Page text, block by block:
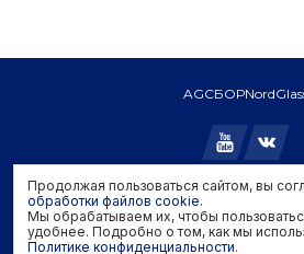
AGCБОР
Copyright © 2026 AGC. All
Политика
Политика обработки
Продолжая пользоваться сайтом, вы
обработки файлов cookie.
Мы обрабатываем их, чтобы
удобнее. Подробно о том, как мы
Политике конфиденциальности.